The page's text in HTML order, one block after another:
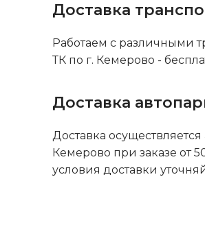
Доставка
Работаем с различными
ТК по г. Кемерово -
Доставка
Доставка
Кемерово при заказе от
условия доставки